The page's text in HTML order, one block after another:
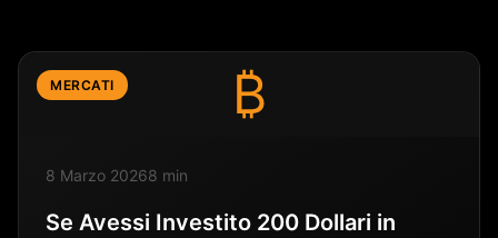
₿
MERCATI
8 Marzo 20268 min
Se Avessi Investito 200 Dollari in